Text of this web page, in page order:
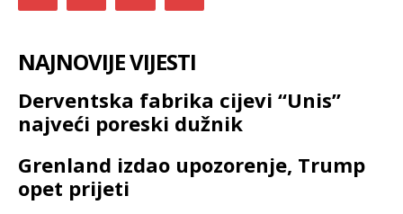
NAJNOVIJE VIJESTI
Derventska fabrika cijevi “Unis”
najveći poreski dužnik
Grenland izdao upozorenje, Trump
opet prijeti